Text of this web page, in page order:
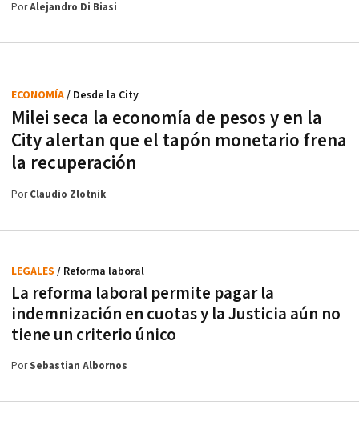
PorAlejandro Di Biasi
Milei seca la economía de pesos y en la
City alertan que el tapón monetario frena
la recuperación
ECONOMÍA/ Desde la City
PorClaudio Zlotnik
La reforma laboral permite pagar la
indemnización en cuotas y la Justicia aún no
tiene un criterio único
LEGALES / Reforma laboral
PorSebastian Albornos